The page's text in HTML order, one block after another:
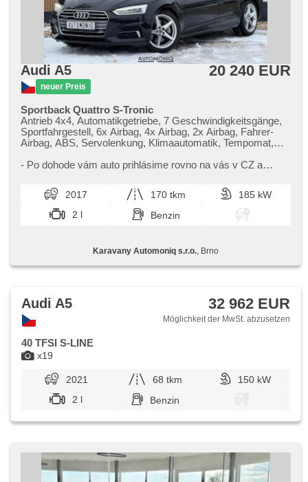
Audi A5
neuer Preis
20 240 EUR
Sportback Quattro S-Tronic
Antrieb 4x4, Automatikgetriebe, 7 Geschwindigkeitsgänge,
Sportfahrgestell, 6x Airbag, 4x Airbag, 2x Airbag, Fahrer-
Airbag, ABS, Servolenkung, Klimaautomatik, Tempomat,
elektronická ruční brzda, parkovací senzory přední,
startování, bezklíčové odemykání, Lichtsensor,
Scheibenwischersensor, Lenkrad einstellbar,
Multifunktionslenkrad, řazení pádly pod volantem, hands
free, Bluetooth, El. Seitenscheiben, El. Spiegel, starten per
Reifendrucksensor, Autoradio, beheizte Spiegel, vyhřívané
trysky ostřikovačů čelního skla
​- Po dohode vám auto prihlásime rovno na vás v CZ a
Slovensku v meste Kom...
2017 170 tkm
185 kW
2 l
Benzin
Karavany Automoniq s.r.o. , Brno
x19
Audi A5 32 962 EUR
Möglichkeit der MwSt. abzusetzen
40 TFSI S-LINE
2021 68 tkm
150 kW
2 l
Benzin